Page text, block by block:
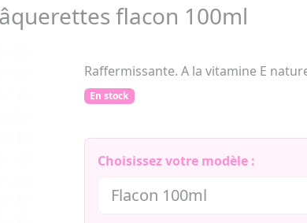
flacon 100ml
Raffermissante. A la vitamine E
En stock
Choisissez votre modèle :